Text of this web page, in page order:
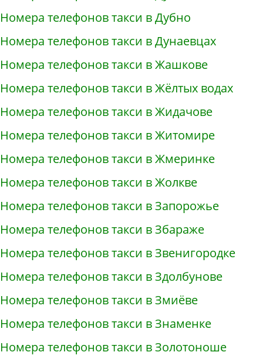
Номера телефонов такси в Дубно
Номера телефонов такси в Дунаевцах
Номера телефонов такси в Жашкове
Номера телефонов такси в Жёлтых водах
Номера телефонов такси в Жидачове
Номера телефонов такси в Житомире
Номера телефонов такси в Жмеринке
Номера телефонов такси в Жолкве
Номера телефонов такси в Запорожье
Номера телефонов такси в Збараже
Номера телефонов такси в Звенигородке
Номера телефонов такси в Здолбунове
Номера телефонов такси в Змиёве
Номера телефонов такси в Знаменке
Номера телефонов такси в Золотоноше